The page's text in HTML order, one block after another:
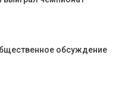
обсуждение